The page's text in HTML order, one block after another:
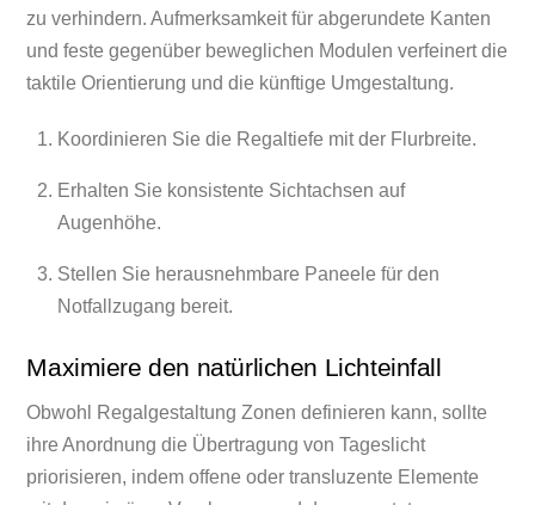
zu verhindern. Aufmerksamkeit für abgerundete Kanten
und feste gegenüber beweglichen Modulen verfeinert die
taktile Orientierung und die künftige Umgestaltung.
Koordinieren Sie die Regaltiefe mit der Flurbreite.
Erhalten Sie konsistente Sichtachsen auf
Augenhöhe.
Stellen Sie herausnehmbare Paneele für den
Notfallzugang bereit.
Maximiere den natürlichen Lichteinfall
Obwohl Regalgestaltung Zonen definieren kann, sollte
ihre Anordnung die Übertragung von Tageslicht
priorisieren, indem offene oder transluzente Elemente